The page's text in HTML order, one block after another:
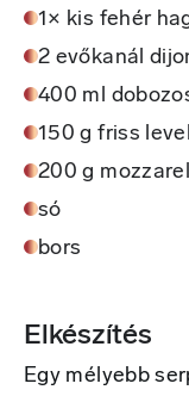
1× kis fehér
2 evőkanál
400 ml
150 g friss
200 g
só
bors
Elkészítés
Egy mélyebb